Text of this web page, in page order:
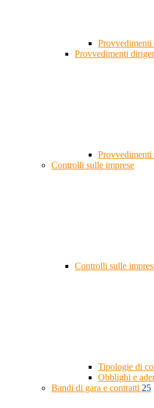
Provvedimenti
Controlli sulle imprese
Controlli sulle
Tipologie di
Obblighi e
Bandi di gara e contratti 25